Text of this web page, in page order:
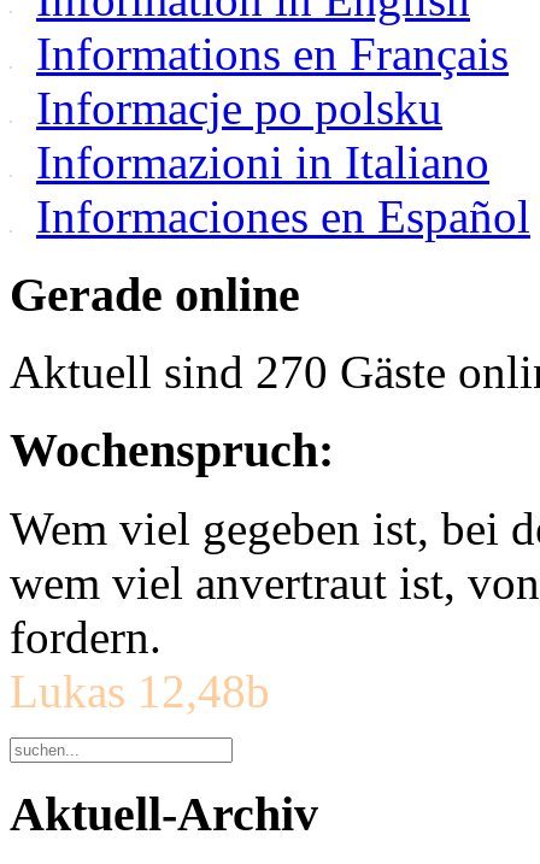
Informations en Français
Informacje po polsku
Informazioni in Italiano
Informaciones en Español
Gerade online
Aktuell sind 270 Gäste
Wochenspruch:
Wem viel gegeben ist, bei
wem viel anvertraut ist,
fordern.
Lukas 12,48b
Aktuell-Archiv